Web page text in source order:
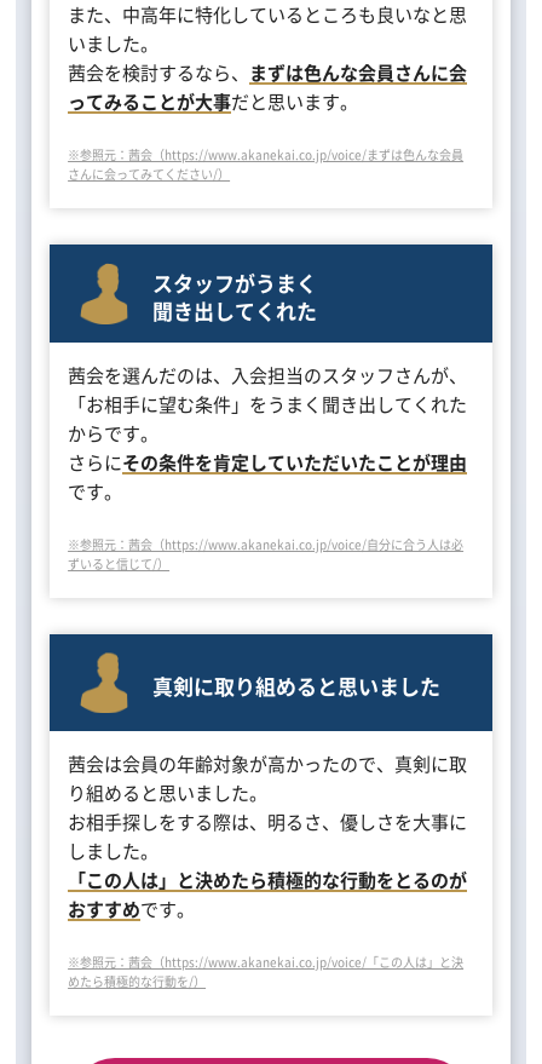
また、中高年に特化しているところも良いなと思
いました。
茜会を検討するなら、 まずは色んな会員さんに会
ってみることが大事だと思います。
※参照元：茜会（https://www.akanekai.co.jp/voice/まずは色んな会員
さんに会ってみてください/）
スタッフがうまく
聞き出してくれた
茜会を選んだのは、入会担当のスタッフさんが、
「お相手に望む条件」をうまく聞き出してくれた
からです。
さらにその条件を肯定していただいたことが理由
です。
※参照元：茜会（https://www.akanekai.co.jp/voice/自分に合う人は必
ずいると信じて/）
真剣に取り組めると思いました
茜会は会員の年齢対象が高かったので、真剣に取
り組めると思いました。
お相手探しをする際は、明るさ、優しさを大事に
しました。
「この人は」と決めたら積極的な行動をとるのが
おすすめです。
※参照元：茜会（https://www.akanekai.co.jp/voice/「この人は」と決
めたら積極的な行動を/）